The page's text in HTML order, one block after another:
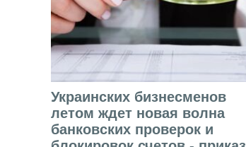
Украинских бизнесменов
летом ждет новая волна
банковских проверок и